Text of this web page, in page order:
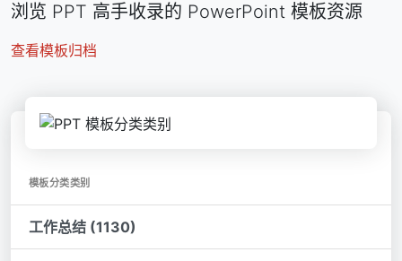
浏览 PPT 高手收录的 PowerPoint 模板资源
查看模板归档
模板分类类别
工作总结 (1130)